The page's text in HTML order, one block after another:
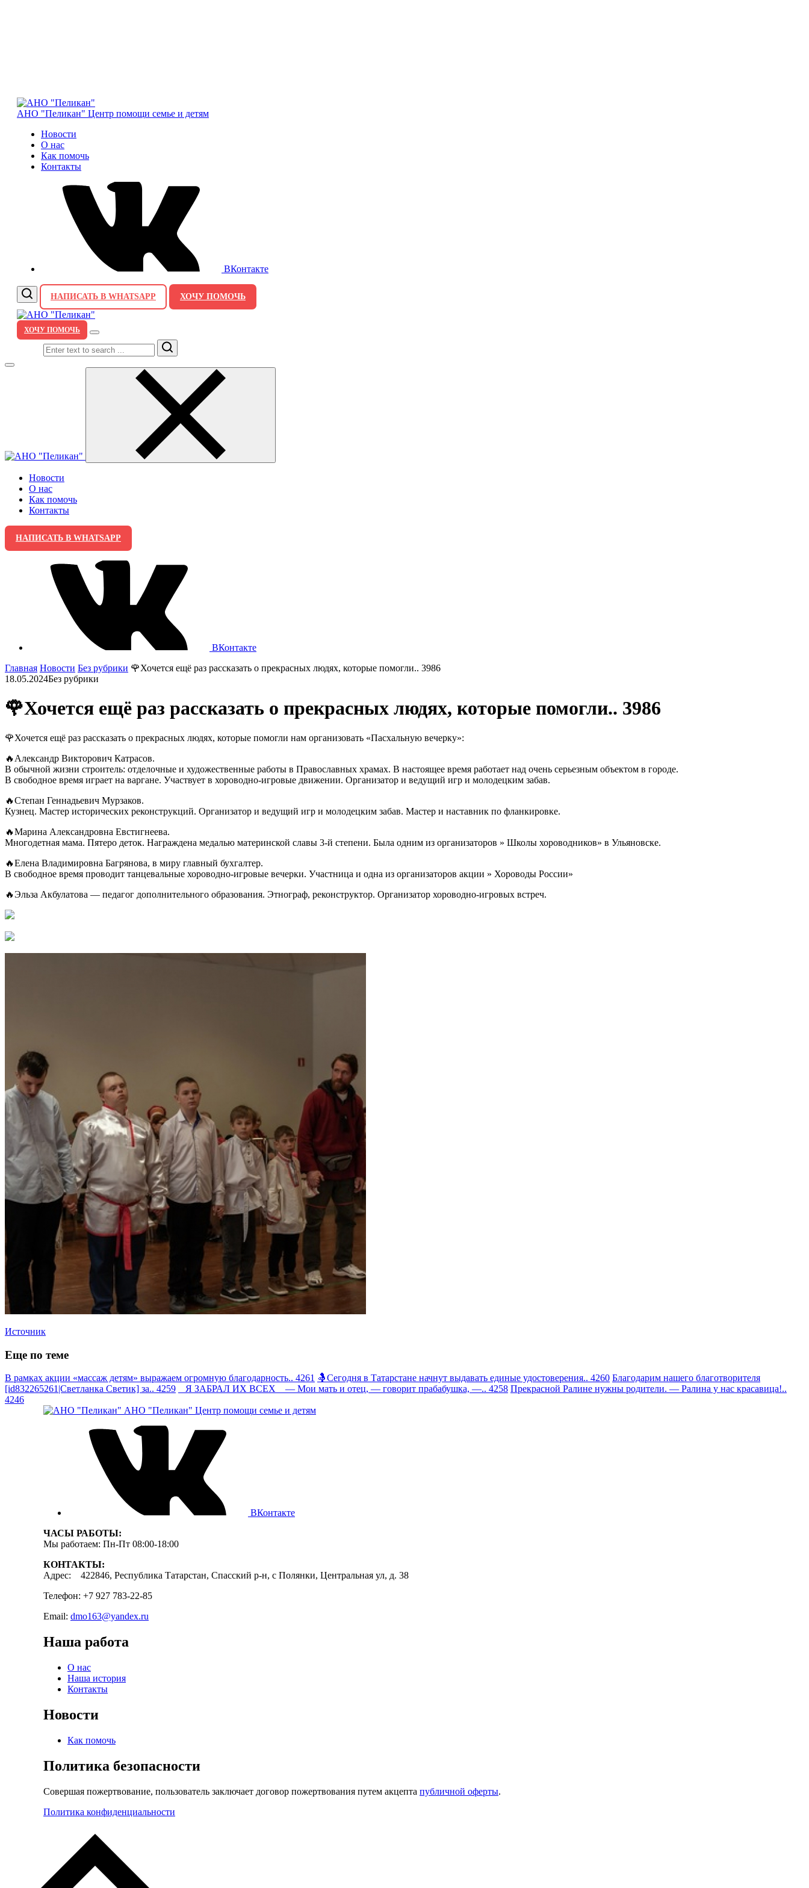
АНО "Пеликан" Центр помощи семье и детям
Новости
О нас
Как помочь
Контакты
ВКонтакте
НАПИСАТЬ В WHATSAPP ХОЧУ ПОМОЧЬ
ХОЧУ ПОМОЧЬ
Search
Новости
О нас
Как помочь
Контакты
НАПИСАТЬ В WHATSAPP
ВКонтакте
Главная Новости Без рубрики 🌹Хочется ещё раз рассказать о прекрасных людях, которые помогли.. 3986
18.05.2024Без рубрики
🌹Хочется ещё раз рассказать о прекрасных людях, которые помогли.. 3986
🌹Хочется ещё раз рассказать о прекрасных людях, которые помогли нам организовать «Пасхальную вечерку»:
🔥Александр Викторович Катрасов.
В обычной жизни строитель: отделочные и художественные работы в Православных храмах. В настоящее время работает над очень серьезным объектом в городе.
В свободное время играет на варгане. Участвует в хороводно-игровые движении. Организатор и ведущий игр и молодецким забав.
🔥Степан Геннадьевич Мурзаков.
Кузнец. Мастер исторических реконструкций. Организатор и ведущий игр и молодецким забав. Мастер и наставник по фланкировке.
🔥Марина Александровна Евстигнеева.
Многодетная мама. Пятеро деток. Награждена медалью материнской славы 3-й степени. Была одним из организаторов » Школы хороводников» в Ульяновске.
🔥Елена Владимировна Багрянова, в миру главный бухгалтер.
В свободное время проводит танцевальные хороводно-игровые вечерки. Участница и одна из организаторов акции » Хороводы России»
🔥Эльза Акбулатова — педагог дополнительного образования. Этнограф, реконструктор. Организатор хороводно-игровых встреч.
Источник
Еще по теме
В рамках акции «массаж детям» выражаем огромную благодарность.. 4261 🤱Сегодня в Татарстане начнут выдавать единые удостоверения.. 4260 Благодарим нашего благотворителя
[id832265261|Светланка Светик] за.. 4259
Я ЗАБРАЛ ИХ ВСЕХ — Мои мать и отец, — говорит прабабушка, —.. 4258 Прекрасной Ралине нужны родители. — Ралина у нас красавица!..
4246
АНО "Пеликан" Центр помощи семье и детям
ВКонтакте
ЧАСЫ РАБОТЫ:
Мы работаем: Пн-Пт 08:00-18:00
КОНТАКТЫ:
Адрес: 422846, Республика Татарстан, Спасский р-н, с Полянки, Центральная ул, д. 38
Телефон: +7 927 783-22-85
Email: dmo163@yandex.ru
Наша работа
О нас
Наша история
Контакты
Новости
Как помочь
Политика безопасности
Совершая пожертвование, пользователь заключает договор пожертвования путем акцепта публичной оферты.
Политика конфиденциальности